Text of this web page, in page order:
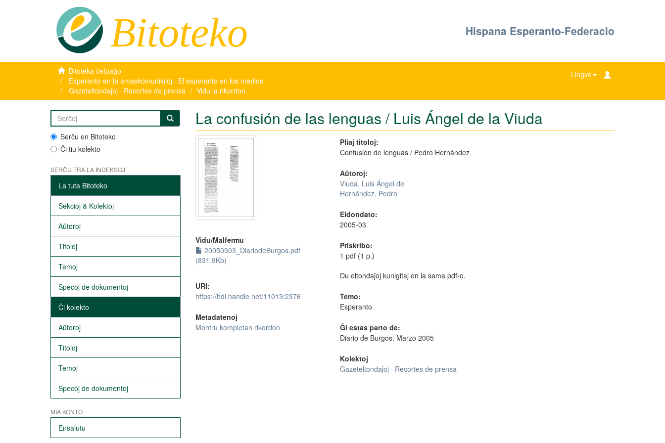
Bitoteko Hispana Esperanto-Federacio
Bitoteka ĉefpaĝo
Esperanto en la amaskomunikiloj · El esperanto en los medios
Gazeteltondaĵoj · Recortes de prensa
Vidu la rikordon
Lingvo
Serĉu en Bitoteko
Ĉi tiu kolekto
SERĈU TRA LA INDEKSOJ
La tuta Bitoteko
Sekcioj & Kolektoj
Aŭtoroj
Titoloj
Temoj
Specoj de dokumentoj
Ĉi kolekto
Aŭtoroj
Titoloj
Temoj
Specoj de dokumentoj
MIA KONTO
Ensalutu
La confusión de las lenguas / Luis Ángel de la Viuda
Vidu/Malfermu
20050303_DiariodeBurgos.pdf
(831.9Kb)
URI:
https://hdl.handle.net/11013/2376
Metadatenoj
Montru kompletan rikordon
Pliaj titoloj:
Confusión de lenguas / Pedro Hernández
Aŭtoroj:
Viuda, Luis Ángel de
Hernández, Pedro
Eldondato:
2005-03
Priskribo:
1 pdf (1 p.)
Du eltondaĵoj kunigitaj en la sama pdf-o.
Temo:
Esperanto
Ĝi estas parto de:
Diario de Burgos. Marzo 2005
Kolektoj
Gazeteltondaĵoj · Recortes de prensa